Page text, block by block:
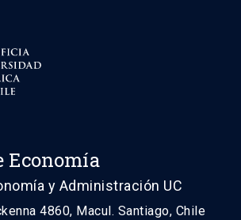
Economía
y Administración UC
4860, Macul. Santiago, Chile